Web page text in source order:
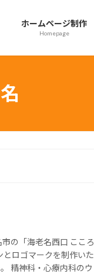
ホームページ制作
Homepage
の「海老名西口 こころ
ロゴマークを制作いた
精神科・心療内科のウ